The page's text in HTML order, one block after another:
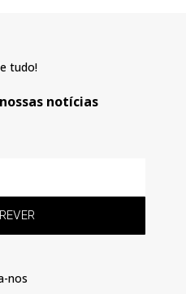
tudo!
notícias
nos